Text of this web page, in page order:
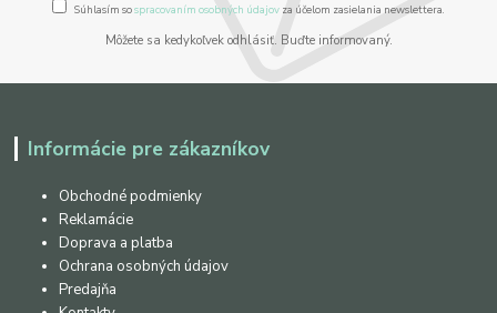
Súhlasím sospracovaním osobných údajov za účelom zasielania newslettera.
Môžete sa kedykoľvek odhlásiť. Buďte informovaný.
Informácie pre zákazníkov
Obchodné podmienky
Reklamácie
Doprava a platba
Ochrana osobných údajov
Predajňa